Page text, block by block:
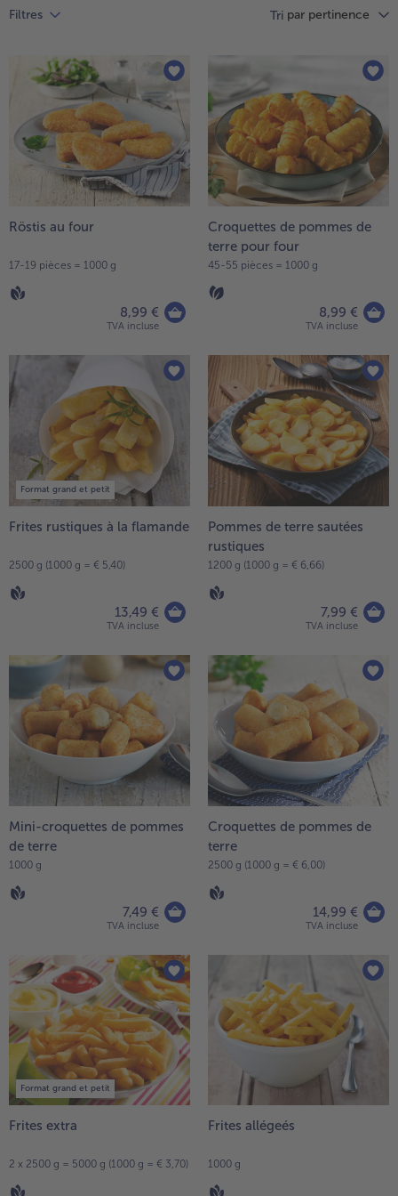
Veggie & Vegan
TousVeggie & Vegan
sur
liste.
Filtres Tri par pertinence
Röstis au four
17-19 pièces = 1000 g
8,99 €
TVA incluse
Croquettes de pommes de
terre pour four
45-55 pièces = 1000 g
8,99 €
TVA incluse
Format grand et petit
Frites rustiques à la flamande
2500 g (1000 g = € 5,40)
13,49 €
TVA incluse
Pommes de terre sautées
rustiques
1200 g (1000 g = € 6,66)
7,99 €
TVA incluse
Mini-croquettes de pommes
de terre
1000 g
7,49 €
TVA incluse
Croquettes de pommes de
terre
2500 g (1000 g = € 6,00)
14,99 €
TVA incluse
Format grand et petit
Frites extra
2 x 2500 g = 5000 g (1000 g = € 3,70)
Frites allégeés
1000 g